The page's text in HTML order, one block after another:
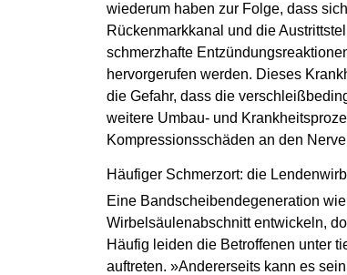
wiederum haben zur Folge, dass
Rückenmarkkanal und die
schmerzhafte
hervorgerufen werden. Dieses
die Gefahr, dass die
weitere Umbau- und
Kompressionsschäden an den
Häufiger Schmerzort: die
Eine Bandscheibendegeneration
Wirbelsäulenabschnitt entwickeln,
Häufig leiden die Betroffenen unter
auftreten. »Andererseits kann es